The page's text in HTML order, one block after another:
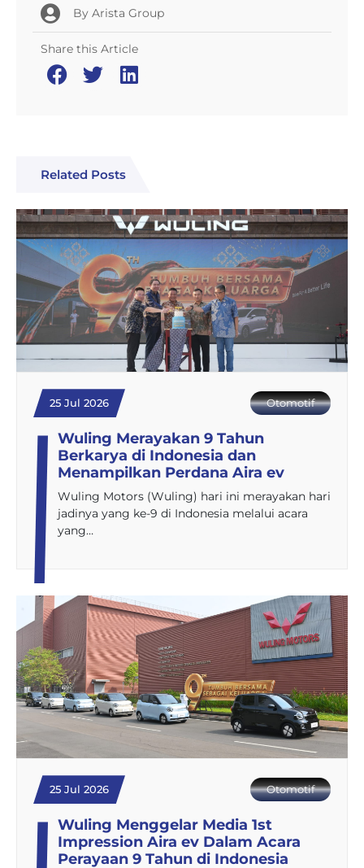
By Arista Group
Share this Article
Related Posts
25 Jul 2026 Otomotif
Wuling Merayakan 9 Tahun
Berkarya di Indonesia dan
Menampilkan Perdana Aira ev
Wuling Motors (Wuling) hari ini merayakan hari
jadinya yang ke-9 di Indonesia melalui acara
yang…
25 Jul 2026 Otomotif
Wuling Menggelar Media 1st
Impression Aira ev Dalam Acara
Perayaan 9 Tahun di Indonesia